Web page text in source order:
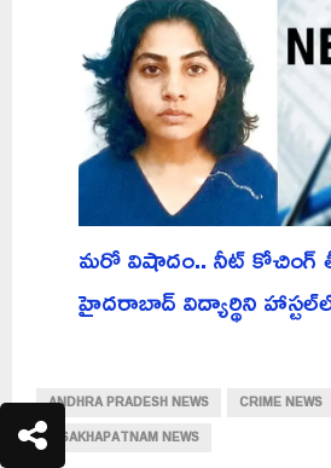
మరో విషాదం.. నీట్ కోచింగ్
హైదరాబాద్ విద్యార్థిని
ANDHRA PRADESH NEWS
CRIME NEWS
VISAKHAPATNAM NEWS